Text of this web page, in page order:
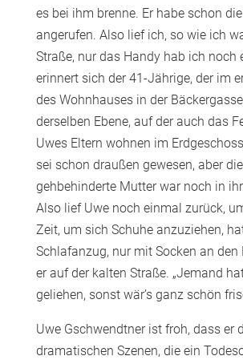
es bei ihm brenne. Er habe schon
angerufen. Also lief ich, so wie ich
Straße, nur das Handy hab ich noch
erinnert sich der 41-Jährige, der im
des Wohnhauses in der
derselben Ebene, auf der auch das
Uwes Eltern wohnen im
sei schon draußen gewesen, aber die
gehbehinderte Mutter war noch in
Also lief Uwe noch einmal zurück,
Zeit, um sich Schuhe anzuziehen,
Schlafanzug, nur mit Socken an den
er auf der kalten Straße. „Jemand
geliehen, sonst wär’s ganz schön
Uwe Gschwendtner ist froh, dass er
dramatischen Szenen, die ein